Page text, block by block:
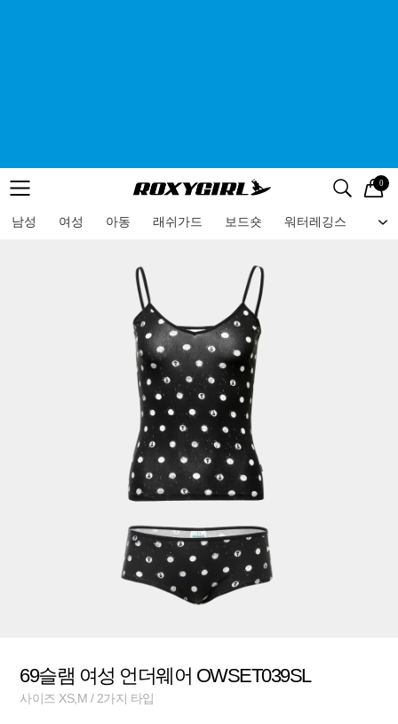
메뉴 검색
로고 0
남성 여성 아동 래쉬가드 보드숏 워터레깅스 비
메뉴
69슬램 여성 언더웨어 OWSET039SL
사이즈 XS,M / 2가지 타입